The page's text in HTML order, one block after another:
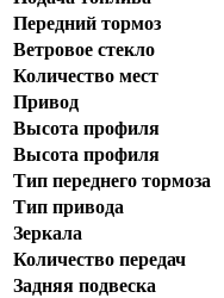
Передний тормоз
Ветровое стекло
Количество мест
Привод
Высота профиля
Высота профиля
Тип переднего тормоза
Тип привода
Зеркала
Количество передач
Задняя подвеска